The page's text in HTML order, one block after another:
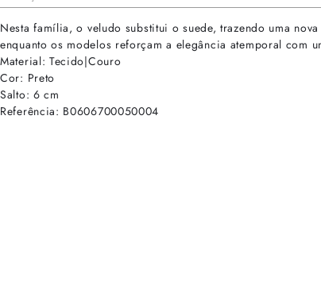
Nesta família, o veludo substitui o suede, trazendo uma
enquanto os modelos reforçam a elegância atemporal com
Material: Tecido|Couro
Cor: Preto
Salto: 6 cm
Referência: B0606700050004